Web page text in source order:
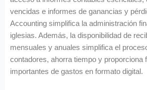
vencidas e informes de ganancias y
Accounting simplifica la administración
iglesias. Además, la disponibilidad de
mensuales y anuales simplifica el
contadores, ahorra tiempo y proporciona
importantes de gastos en formato digital.